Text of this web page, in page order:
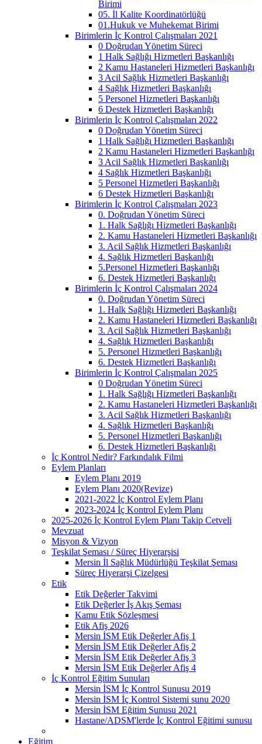
Birimi
05. İl Kalite Koordinatörlüğü
01.Hukuk ve Muhekemat Birimi
Birimlerin İç Kontrol Çalışmaları 2021
0 Doğrudan Yönetim Süreci
1 Halk Sağlığı Hizmetleri Başkanlığı
2 Kamu Hastaneleri Hizmetleri Başkanlığı
3 Acil Sağlık Hizmetleri Başkanlığı
4 Sağlık Hizmetleri Başkanlığı
5 Personel Hizmetleri Başkanlığı
6 Destek Hizmetleri Başkanlığı
Birimlerin İç Kontrol Çalışmaları 2022
0 Doğrudan Yönetim Süreci
1 Halk Sağlığı Hizmetleri Başkanlığı
2 Kamu Hastaneleri Hizmetleri Başkanlığı
3 Acil Sağlık Hizmetleri Başkanlığı
4 Sağlık Hizmetleri Başkanlığı
5 Personel Hizmetleri Başkanlığı
6 Destek Hizmetleri Başkanlığı
Birimlerin İç Kontrol Çalışmaları 2023
0. Doğrudan Yönetim Süreci
1. Halk Sağlığı Hizmetleri Başkanlığı
2. Kamu Hastaneleri Hizmetleri Başkanlığı
3. Acil Sağlık Hizmetleri Başkanlığı
4. Sağlık Hizmetleri Başkanlığı
5.Personel Hizmetleri Başkanlığı
6. Destek Hizmetleri Başkanlığı
Birimlerin İç Kontrol Çalışmaları 2024
0. Doğrudan Yönetim Süreci
1. Halk Sağlığı Hizmetleri Başkanlığı
2. Kamu Hastaneleri Hizmetleri Başkanlığı
3. Acil Sağlık Hizmetleri Başkanlığı
4. Sağlık Hizmetleri Başkanlığı
5. Personel Hizmetleri Başkanlığı
6. Destek Hizmetleri Başkanlığı
Birimlerin İç Kontrol Çalışmaları 2025
0 Doğrudan Yönetim Süreci
1. Halk Sağlığı Hizmetleri Başkanlığı
2. Kamu Hastaneleri Hizmetleri Başkanlığı
3. Acil Sağlık Hizmetleri Başkanlığı
4. Sağlık Hizmetleri Başkanlığı
5. Personel Hizmetleri Başkanlığı
6. Destek Hizmetleri Başkanlığı
İç Kontrol Nedir? Farkındalık Filmi
Eylem Planları
Eylem Planı 2019
Eylem Planı 2020(Revize)
2021-2022 İç Kontrol Eylem Planı
2023-2024 İç Kontrol Eylem Planı
2025-2026 İç Kontrol Eylem Planı Takip Cetveli
Mevzuat
Misyon & Vizyon
Teşkilat Şeması / Süreç Hiyerarşisi
Mersin İl Sağlık Müdürlüğü Teşkilat Şeması
Süreç Hiyerarşi Çizelgesi
Etik
Etik Değerler Takvimi
Etik Değerler İş Akış Şeması
Kamu Etik Sözleşmesi
Etik Afiş 2026
Mersin İSM Etik Değerler Afiş 1
Mersin İSM Etik Değerler Afiş 2
Mersin İSM Etik Değerler Afiş 3
Mersin İSM Etik Değerler Afiş 4
İç Kontrol Eğitim Sunuları
Mersin İSM İç Kontrol Sunusu 2019
Mersin İSM İç Kontrol Sistemi sunu 2020
Mersin İSM Eğitim Sunusu 2021
Hastane/ADSM'lerde İç Kontrol Eğitimi sunusu
Eğitim